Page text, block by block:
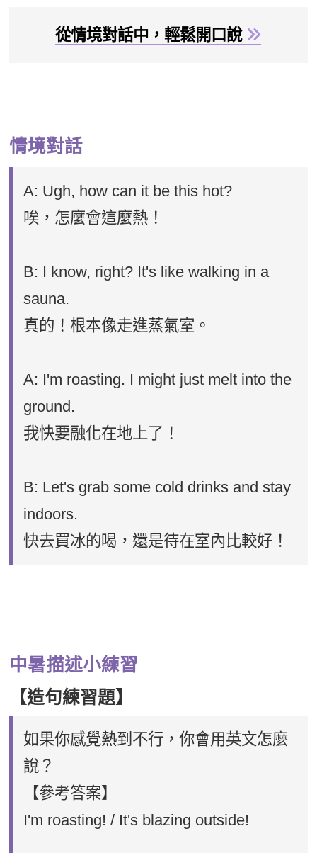
從情境對話中，輕鬆開口說
情境對話
A: Ugh, how can it be this hot?
唉，怎麼會這麼熱！
B: I know, right? It's like walking in a
sauna.
真的！根本像走進蒸氣室。
A: I'm roasting. I might just melt into the
ground.
我快要融化在地上了！
B: Let's grab some cold drinks and stay
indoors.
快去買冰的喝，還是待在室內比較好！
中暑描述小練習
【造句練習題】
如果你感覺熱到不行，你會用英文怎麼
說？
【參考答案】
I'm roasting! / It's blazing outside!